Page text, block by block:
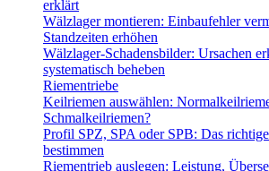
erklärt
Wälzlager montieren: Einbaufehler
Standzeiten erhöhen
Wälzlager-Schadensbilder: Ursachen
systematisch beheben
Riementriebe
Keilriemen auswählen:
Schmalkeilriemen?
Profil SPZ, SPA oder SPB: Das
bestimmen
Riementrieb auslegen: Leistung,